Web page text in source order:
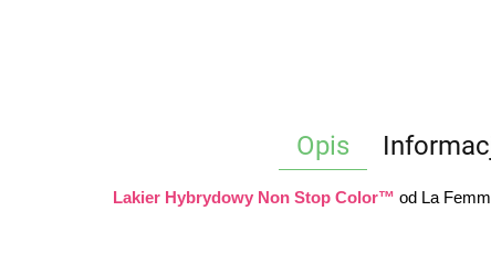
Opis
Lakier Hybrydowy Non Stop Color™ od La